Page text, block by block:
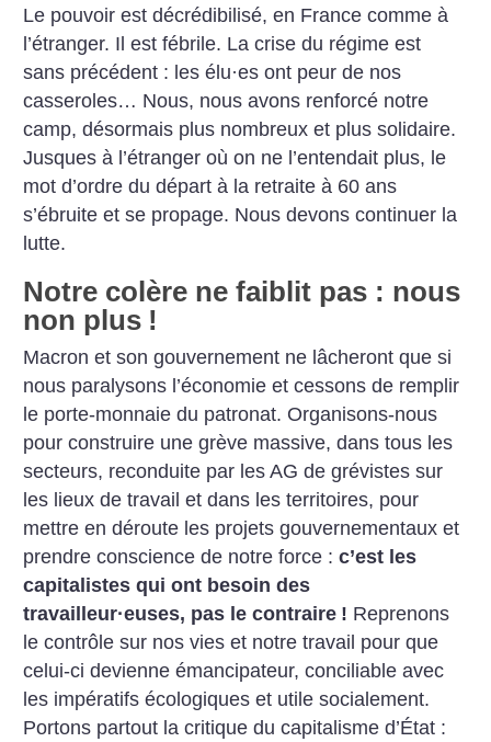
Le pouvoir est décrédibilisé, en France comme à
l’étranger. Il est fébrile. La crise du régime est
sans précédent : les élu·es ont peur de nos
casseroles… Nous, nous avons renforcé notre
camp, désormais plus nombreux et plus solidaire.
Jusques à l’étranger où on ne l’entendait plus, le
mot d’ordre du départ à la retraite à 60 ans
s’ébruite et se propage. Nous devons continuer la
lutte.
Notre colère ne faiblit pas : nous
non plus !
Macron et son gouvernement ne lâcheront que si
nous paralysons l’économie et cessons de remplir
le porte-monnaie du patronat. Organisons-nous
pour construire une grève massive, dans tous les
secteurs, reconduite par les AG de grévistes sur
les lieux de travail et dans les territoires, pour
mettre en déroute les projets gouvernementaux et
prendre conscience de notre force :c’est les
capitalistes qui ont besoin des
travailleur·euses, pas le contraire ! Reprenons
le contrôle sur nos vies et notre travail pour que
celui-ci devienne émancipateur, conciliable avec
les impératifs écologiques et utile socialement.
Portons partout la critique du capitalisme d’État :